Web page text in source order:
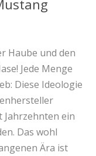
Haube und den
Jede Menge
Diese Ideologie
ein
Das wohl
Ära ist